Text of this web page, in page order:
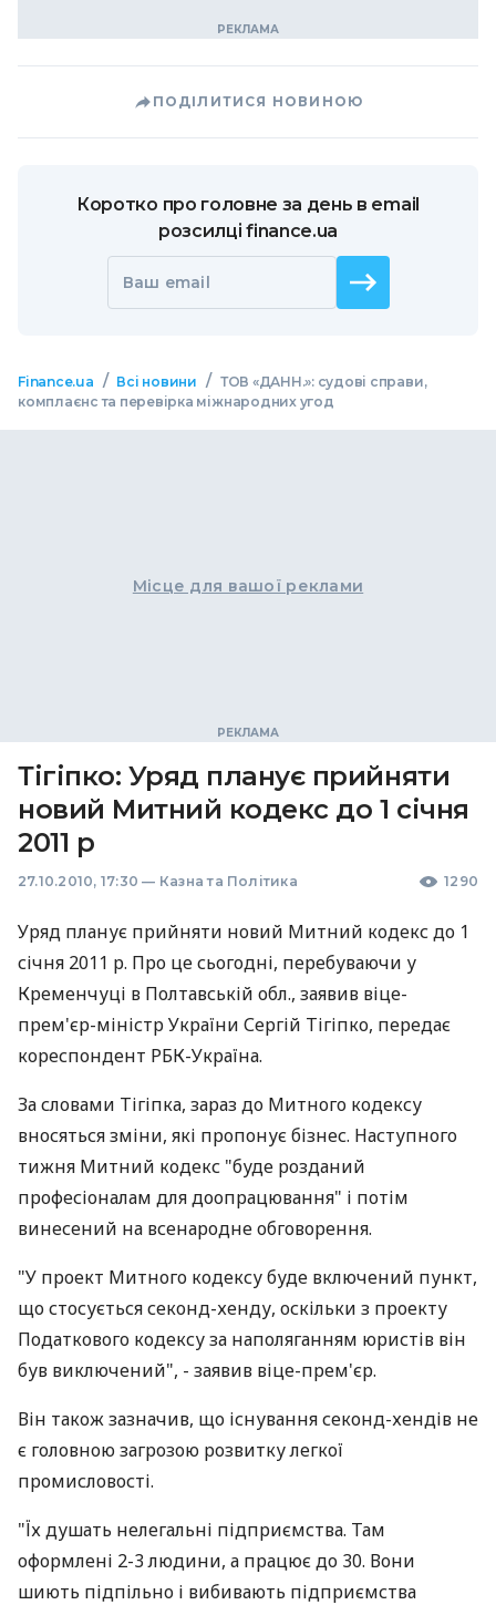
ПОДІЛИТИСЯ НОВИНОЮ
Коротко про головне за день в email
розсилці finance.ua
Ваш email
Finance.ua / Всі новини / ТОВ «ДАНН.»: судові справи,
комплаєнс та перевірка міжнародних угод
Місце для вашої реклами
Тігіпко: Уряд планує прийняти
новий Митний кодекс до 1 січня
2011 р
27.10.2010, 17:30 — Казна та Політика 1290
Уряд планує прийняти новий Митний кодекс до 1
січня 2011 р. Про це сьогодні, перебуваючи у
Кременчуці в Полтавській обл., заявив віце-
прем'єр-міністр України Сергій Тігіпко, передає
кореспондент РБК-Україна.
За словами Тігіпка, зараз до Митного кодексу
вносяться зміни, які пропонує бізнес. Наступного
тижня Митний кодекс "буде розданий
професіоналам для доопрацювання" і потім
винесений на всенародне обговорення.
"У проект Митного кодексу буде включений пункт,
що стосується секонд-хенду, оскільки з проекту
Податкового кодексу за наполяганням юристів він
був виключений", - заявив віце-прем'єр.
Він також зазначив, що існування секонд-хендів не
є головною загрозою розвитку легкої
промисловості.
"Їх душать нелегальні підприємства. Там
оформлені 2-3 людини, а працює до 30. Вони
шиють підпільно і вибивають підприємства